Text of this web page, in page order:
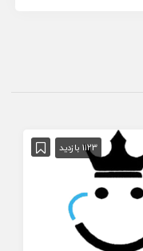
1123 بازدید